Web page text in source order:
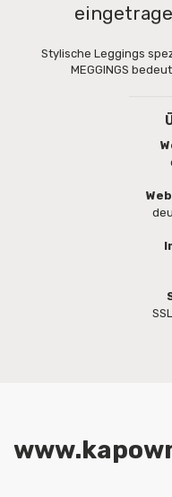
Stylische Leggings
MEGGINGS